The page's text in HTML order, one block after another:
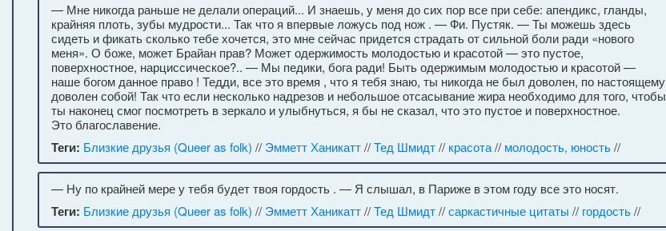
— Мне никогда раньше не делали операций... И знаешь, у меня до сих пор все при себе: апендикс, гланды,
крайняя плоть, зубы мудрости... Так что я впервые ложусь под нож . — Фи. Пустяк. — Ты можешь здесь
сидеть и фикать сколько тебе хочется, это мне сейчас придется страдать от сильной боли ради «нового
меня». О боже, может Брайан прав? Может одержимость молодостью и красотой — это пустое,
поверхностное, нарциссическое?.. — Мы педики, бога ради! Быть одержимым молодостью и красотой —
наше богом данное право ! Тедди, все это время , что я тебя знаю, ты никогда не был доволен, по настоящему
доволен собой! Так что если несколько надрезов и небольшое отсасывание жира необходимо для того, чтобы
ты наконец смог посмотреть в зеркало и улыбнуться, я бы не сказал, что это пустое и поверхностное.
Это благославение.
Теги: Близкие друзья (Queer as folk) // Эмметт Ханикатт//Тед Шмидт// красота// молодость, юность//
— Ну по крайней мере у тебя будет твоя гордость . — Я слышал, в Париже в этом году все это носят.
Теги: Близкие друзья (Queer as folk) // Эмметт Ханикатт//Тед Шмидт//саркастичные цитаты // гордость//